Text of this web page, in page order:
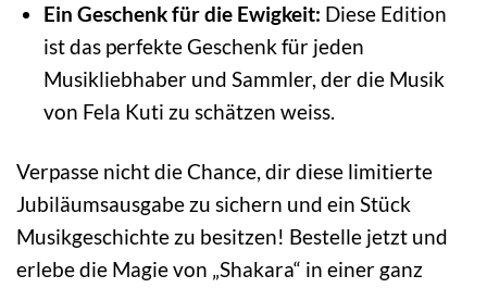
Ein Geschenk für die Ewigkeit: Diese Edition
ist das perfekte Geschenk für jeden
Musikliebhaber und Sammler, der die Musik
von Fela Kuti zu schätzen weiss.
Verpasse nicht die Chance, dir diese limitierte
Jubiläumsausgabe zu sichern und ein Stück
Musikgeschichte zu besitzen! Bestelle jetzt und
erlebe die Magie von „Shakara“ in einer ganz